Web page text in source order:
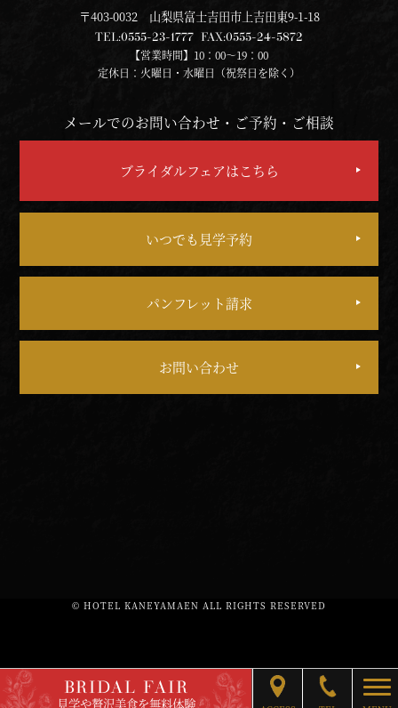
〒403-0032 山梨県富士吉田市上吉田東9-1-18
TEL:0555-23-1777 FAX:0555-24-5872
【営業時間】10：00～19：00
定休日：火曜日・水曜日（祝祭日を除く）
メールでのお問い合わせ・ご予約・ご相談
ブライダルフェアはこちら
いつでも見学予約
パンフレット請求
お問い合わせ
© HOTEL KANEYAMAEN ALL RIGHTS RESERVED
BRIDAL FAIR
見学や贅沢美食を無料体験